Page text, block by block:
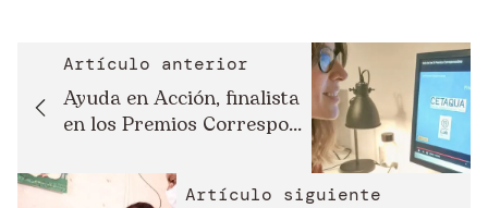
Artículo anterior
Ayuda en Acción, finalista
en los Premios Correspo...
Artículo siguiente